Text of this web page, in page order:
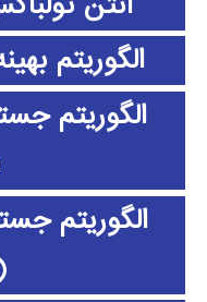
الگوریتم
الگوریتم